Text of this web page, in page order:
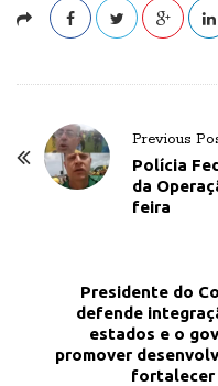
Previous
Polícia
da
feira
Presidente do
defende
estados e o
promover
fortalecer